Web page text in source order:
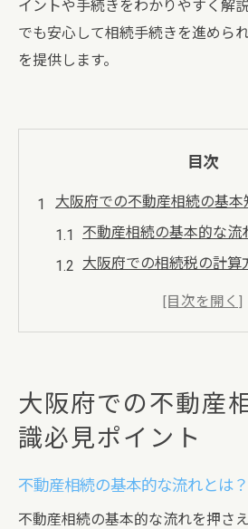
イントや手続きをわかりやすく解
でも安心して相続手続きを進めら
を提供します。
目次
大阪府での不動産相続の基
不動産相続の基本的な流
大阪府での相続税の計算
相続人が知っておくべき
不動産相続に伴う大阪府の
不動産相続に必要な書類
大阪府の法務局での相続
相続放棄の手続きとその
大阪府での不動産
識必見ポイント
不動産相続の基本的な流れとは？
不動産相続の基本的な流れを押さ